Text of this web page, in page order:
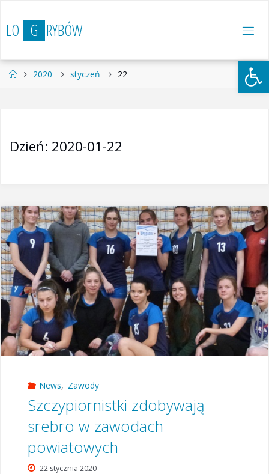
do
treści
LO G RYBÓW
Strona2020 styczeń 22
Dzień: 2020-01-22
News, Zawody
Szczypiornistki zdobywają
srebro w zawodach
powiatowych
22 stycznia 2020